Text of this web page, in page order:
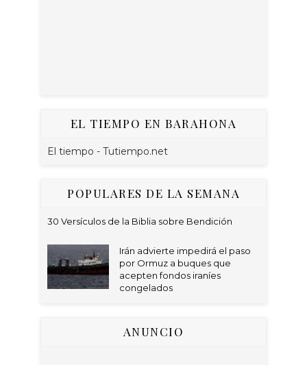
EL TIEMPO EN BARAHONA
El tiempo - Tutiempo.net
POPULARES DE LA SEMANA
30 Versículos de la Biblia sobre Bendición
Irán advierte impedirá el paso
por Ormuz a buques que
acepten fondos iraníes
congelados
ANUNCIO